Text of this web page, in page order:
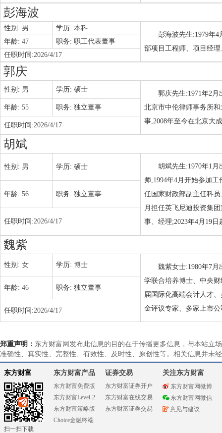
彭海波
性别: 男 学历: 本科
彭海波先生:1979年
部项目工程师、项目经
年龄: 47 职务: 职工代表董事
任职时间:2026/4/17
郭庆
性别: 男 学历: 硕士
郭庆先生:1971年2
北京市中伦律师事务所
事,2008年至今在北京大
年龄: 55 职务: 独立董事
任职时间:2026/4/17
胡斌
性别: 男 学历: 硕士
胡斌先生:1970年1
师,1994年4月开始参加
任国家财政部副主任科员
月担任英飞尼迪投资集
事、经理;2023年4月19
年龄: 56 职务: 独立董事
任职时间:2026/4/17
魏紫
性别: 女 学历: 博士
魏紫女士:1980年7
学联合培养博士、中央
届国际化高端会计人才
金评议专家、多家上市
年龄: 46 职务: 独立董事
任职时间:2026/4/17
郑重声明： 东方财富网发布此信息的目的在于传播更多信息，与本站立
准确性、真实性、完整性、有效性、及时性、原创性等。相关信息并未
东方财富
扫一扫下载
东方财富产品
东方财富免费版
东方财富Level-2
东方财富策略版
Choice金融终端
证券交易
东方财富证券开户
东方财富在线交易
东方财富证券交易
关注东方财富
东方财富网微博
东方财富网微信
意见与建议